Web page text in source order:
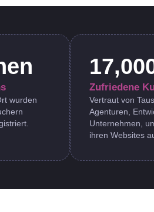
wurden
Zufriedene
Vertraut von
Agenturen,
Unternehmen,
ihren Websites